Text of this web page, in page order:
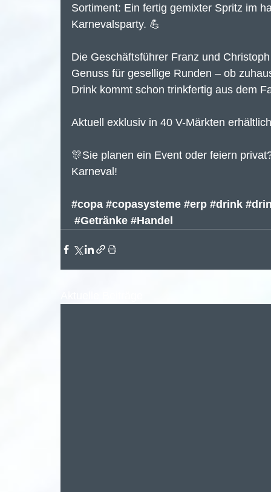
Sortiment: Ein fertig gemixter Spritz im
Karnevalsparty. 💪
Die Geschäftsführer Franz und
Genuss für gesellige Runden – ob
Drink kommt schon trinkfertig aus dem
Aktuell exklusiv in 40 V-Märkten
🎊Sie planen ein Event oder feiern
Karneval!
#copa #copasysteme #erp #drink
#Getränke #Handel